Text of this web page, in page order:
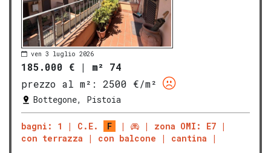
ven 3 luglio 2026
185.000 € | m² 74
prezzo al m²:
2500 €/m²
Bottegone, Pistoia
bagni: 1 C.E. F
zona OMI: E7
con terrazza
con balcone cantina